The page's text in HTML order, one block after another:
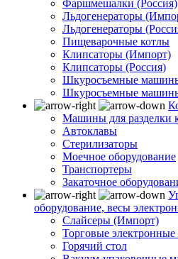
Фаршмешалки (Россия)
Льдогенераторы
Льдогенераторы
Пищеварочные котлы
Клипсаторы (Импорт)
Клипсаторы (Россия)
Шкуросъемные
Шкуросъемные
Машины для разделки
Автоклавы
Стерилизаторы
Моечное оборудование
Транспортеры
Закаточное
оборудование, весы
Слайсеры (Импорт)
Торговые электронные
Горячий стол